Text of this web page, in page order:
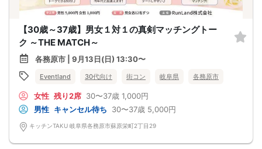
【30歳～37歳】男女１対１の真剣マッチングトー
ク ～THE MATCH～
各務原市 | 9月13日(日) 13:30〜
Eventland 30代向け 街コン 岐阜県 各務原市
女性 残り2席 30〜37歳 1,000円
男性 キャンセル待ち 30〜37歳 5,000円
キッチンTAKU 岐阜県各務原市蘇原栄町2丁目29